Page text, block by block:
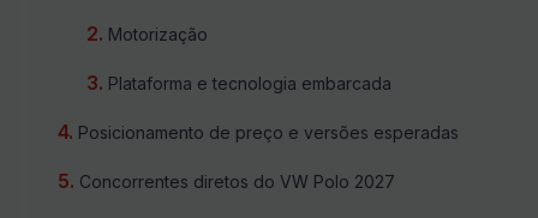
Motorização
Plataforma e tecnologia embarcada
Posicionamento de preço e versões esperadas
Concorrentes diretos do VW Polo 2027